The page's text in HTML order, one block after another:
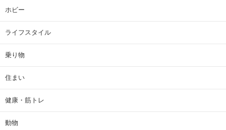
ホビー
ライフスタイル
乗り物
住まい
健康・筋トレ
動物